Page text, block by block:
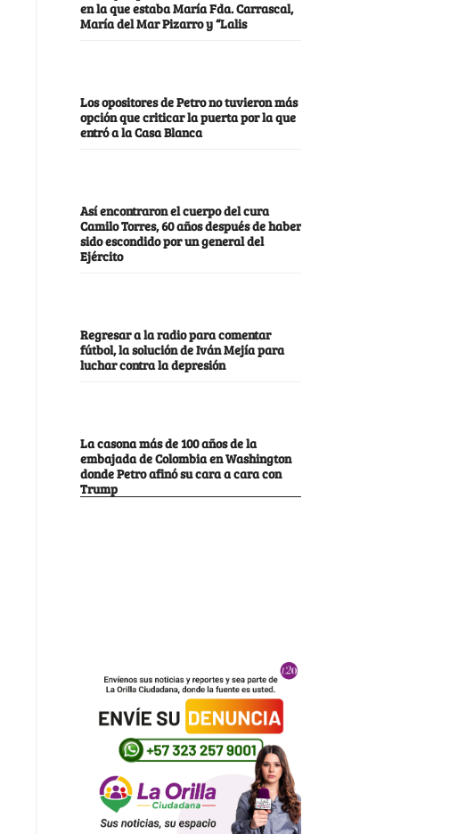
en la que estaba María Fda. Carrascal,
María del Mar Pizarro y “Lalis
Los opositores de Petro no tuvieron más
opción que criticar la puerta por la que
entró a la Casa Blanca
Así encontraron el cuerpo del cura
Camilo Torres, 60 años después de haber
sido escondido por un general del
Ejército
Regresar a la radio para comentar
fútbol, la solución de Iván Mejía para
luchar contra la depresión
La casona más de 100 años de la
embajada de Colombia en Washington
donde Petro afinó su cara a cara con
Trump